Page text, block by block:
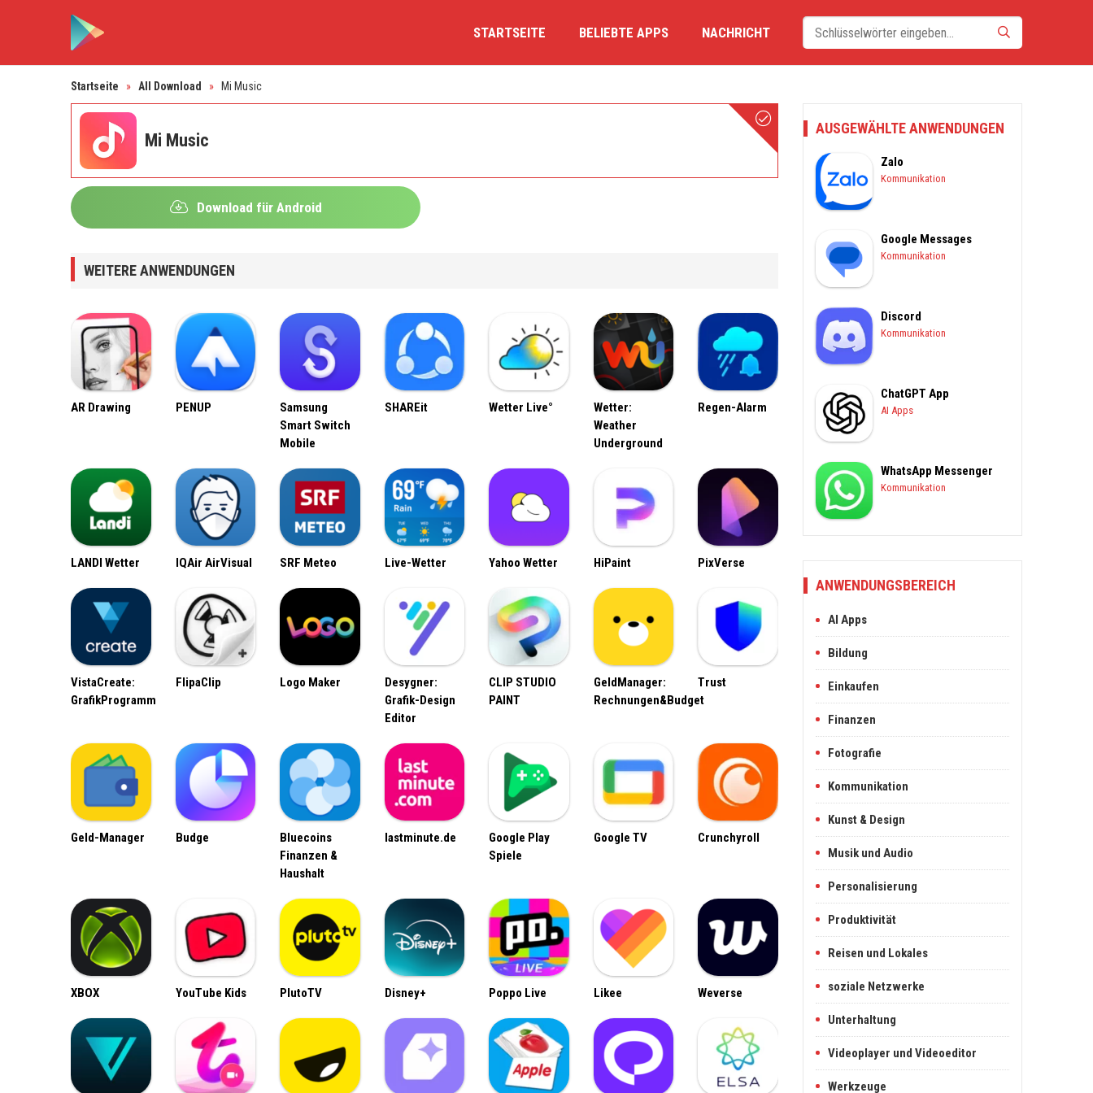
STARTSEITE BELIEBTE APPS NACHRICHT
Startseite » All Download » Mi Music
Mi Music
Download für Android
WEITERE ANWENDUNGEN
AR Drawing PENUP
Samsung
Smart Switch
Mobile
SHAREit Wetter Live°
Wetter:
Weather
Underground
Regen-Alarm
LANDI Wetter IQAir AirVisual SRF Meteo Live-Wetter Yahoo Wetter HiPaint PixVerse
VistaCreate:
GrafikProgramm
FlipaClip Logo Maker
Desygner:
Grafik-Design
Editor
CLIP STUDIO
PAINT
GeldManager:
Rechnungen&Budget
Trust
Geld-Manager Budge
Bluecoins
Finanzen &
Haushalt
lastminute.de
Google Play
Spiele
Google TV Crunchyroll
XBOX YouTube Kids PlutoTV Disney+ Poppo Live Likee Weverse
AUSGEWÄHLTE ANWENDUNGEN
Zalo
Kommunikation
Google Messages
Kommunikation
Discord
Kommunikation
ChatGPT App
AI Apps
WhatsApp Messenger
Kommunikation
ANWENDUNGSBEREICH
AI Apps
Bildung
Einkaufen
Finanzen
Fotografie
Kommunikation
Kunst & Design
Musik und Audio
Personalisierung
Produktivität
Reisen und Lokales
soziale Netzwerke
Unterhaltung
Videoplayer und Videoeditor
Werkzeuge